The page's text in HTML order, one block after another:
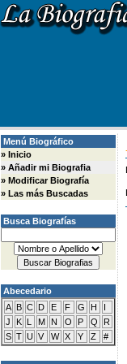
Menú Biográfico
» Inicio
» Añadir mi Biografia
» Modificar Biografía
» Las más Buscadas
Busca Biografías
Abecedario
A B C D E F G H
I
J
K L M N O P Q
R
S T U V W X Y Z #